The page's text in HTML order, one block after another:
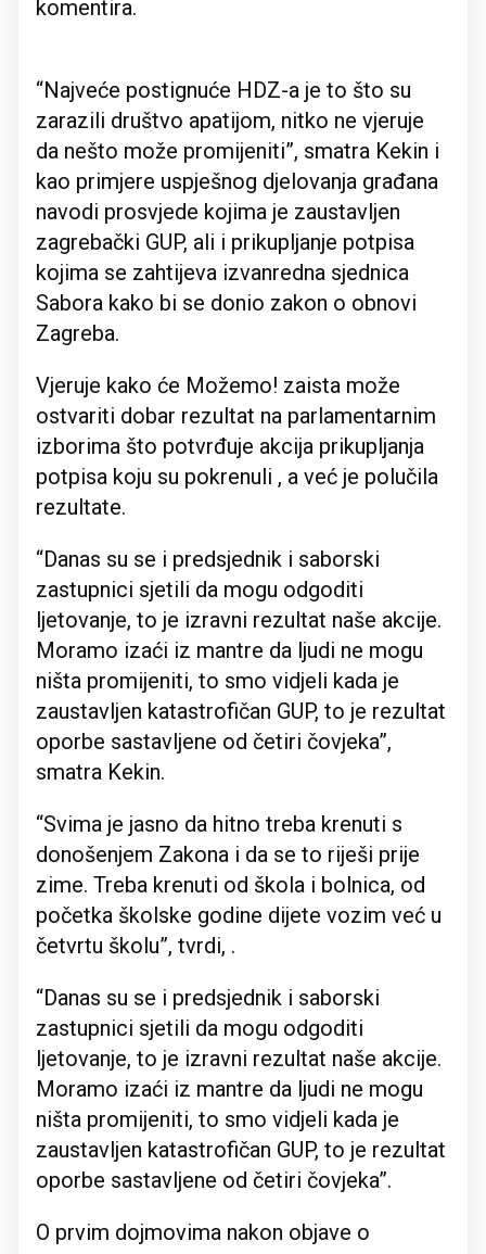
komentira.
“Najveće postignuće HDZ-a je to što su
zarazili društvo apatijom, nitko ne vjeruje
da nešto može promijeniti”, smatra Kekin i
kao primjere uspješnog djelovanja građana
navodi prosvjede kojima je zaustavljen
zagrebački GUP, ali i prikupljanje potpisa
kojima se zahtijeva izvanredna sjednica
Sabora kako bi se donio zakon o obnovi
Zagreba.
Vjeruje kako će Možemo! zaista može
ostvariti dobar rezultat na parlamentarnim
izborima što potvrđuje akcija prikupljanja
potpisa koju su pokrenuli , a već je polučila
rezultate.
“Danas su se i predsjednik i saborski
zastupnici sjetili da mogu odgoditi
ljetovanje, to je izravni rezultat naše akcije.
Moramo izaći iz mantre da ljudi ne mogu
ništa promijeniti, to smo vidjeli kada je
zaustavljen katastrofičan GUP, to je rezultat
oporbe sastavljene od četiri čovjeka”,
smatra Kekin.
“Svima je jasno da hitno treba krenuti s
donošenjem Zakona i da se to riješi prije
zime. Treba krenuti od škola i bolnica, od
početka školske godine dijete vozim već u
četvrtu školu”, tvrdi, .
“Danas su se i predsjednik i saborski
zastupnici sjetili da mogu odgoditi
ljetovanje, to je izravni rezultat naše akcije.
Moramo izaći iz mantre da ljudi ne mogu
ništa promijeniti, to smo vidjeli kada je
zaustavljen katastrofičan GUP, to je rezultat
oporbe sastavljene od četiri čovjeka”.
O prvim dojmovima nakon objave o